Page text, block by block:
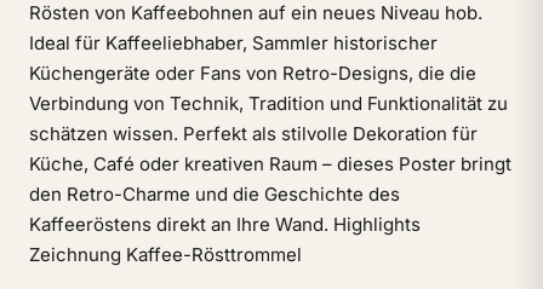
Rösten von Kaffeebohnen auf ein neues Niveau hob.
Ideal für Kaffeeliebhaber, Sammler historischer
Küchengeräte oder Fans von Retro-Designs, die die
Verbindung von Technik, Tradition und Funktionalität zu
schätzen wissen. Perfekt als stilvolle Dekoration für
Küche, Café oder kreativen Raum – dieses Poster bringt
den Retro-Charme und die Geschichte des
Kaffeeröstens direkt an Ihre Wand. Highlights
Zeichnung Kaffee-Rösttrommel